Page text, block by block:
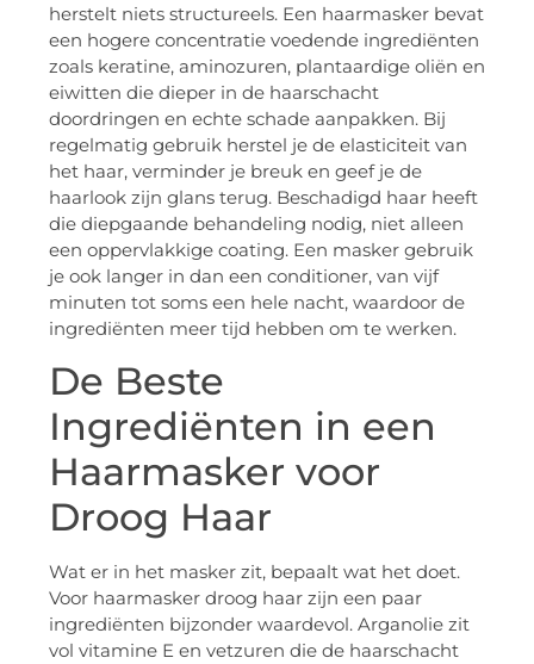
herstelt niets structureels. Een haarmasker bevat
een hogere concentratie voedende ingrediënten
zoals keratine, aminozuren, plantaardige oliën en
eiwitten die dieper in de haarschacht
doordringen en echte schade aanpakken. Bij
regelmatig gebruik herstel je de elasticiteit van
het haar, verminder je breuk en geef je de
haarlook zijn glans terug. Beschadigd haar heeft
die diepgaande behandeling nodig, niet alleen
een oppervlakkige coating. Een masker gebruik
je ook langer in dan een conditioner, van vijf
minuten tot soms een hele nacht, waardoor de
ingrediënten meer tijd hebben om te werken.
De Beste
Ingrediënten in een
Haarmasker voor
Droog Haar
Wat er in het masker zit, bepaalt wat het doet.
Voor haarmasker droog haar zijn een paar
ingrediënten bijzonder waardevol. Arganolie zit
vol vitamine E en vetzuren die de haarschacht